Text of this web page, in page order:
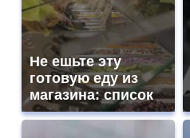
Не ешьте эту
готовую еду из
магазина: список